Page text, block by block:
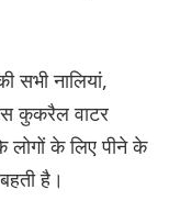
सभी नालियां,
कुकरैल वाटर
के लिए पीने के
है।